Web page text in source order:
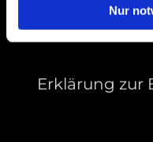
Nur
Erklärung zur